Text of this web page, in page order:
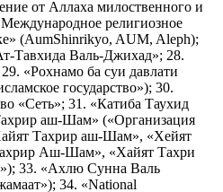
от Аллаха милоственного и
религиозное
(AumShinrikyo, AUM, Aleph);
Тавхида Валь-Джихад»; 28.
«Рохнамо ба суи давлати
государство»); 30.
«Сеть»; 31. «Катиба Таухид
аш-Шам» («Организация
Тахрир аш-Шам», «Хейят
Аш-Шам», «Хайят Тахри
33. «Ахлю Сунна Валь
34. «National